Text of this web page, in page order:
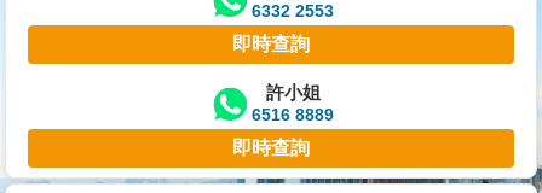
業
主
宅
6332 2553
即時查詢
許小姐
6516 8889
即時查詢